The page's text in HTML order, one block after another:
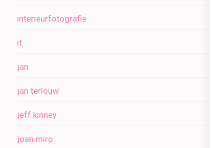
interieurfotografie
it
jan
jan terlouw
jeff kinney
joan miro